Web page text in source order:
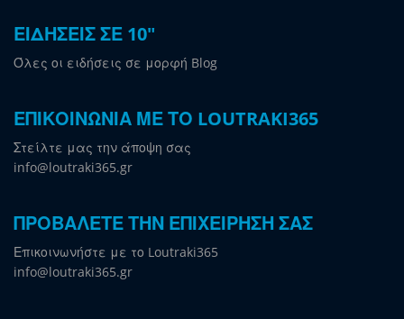
ΕΙΔΗΣΕΙΣ ΣΕ 10"
Όλες οι ειδήσεις σε μορφή Blog
ΕΠΙΚΟΙΝΩΝΙΑ ΜΕ ΤΟ LOUTRAKI365
Στείλτε μας την άποψη σας
info@loutraki365.gr
ΠΡΟΒΑΛΕΤΕ ΤΗΝ ΕΠΙΧΕΙΡΗΣΗ ΣΑΣ
Επικοινωνήστε με το Loutraki365
info@loutraki365.gr